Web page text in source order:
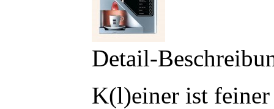
Detail-
K(l)einer ist